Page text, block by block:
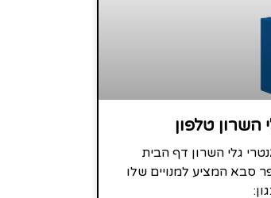
השרון טלפון
גלי השרון דף הבית
סבא המציע למנויים שלו